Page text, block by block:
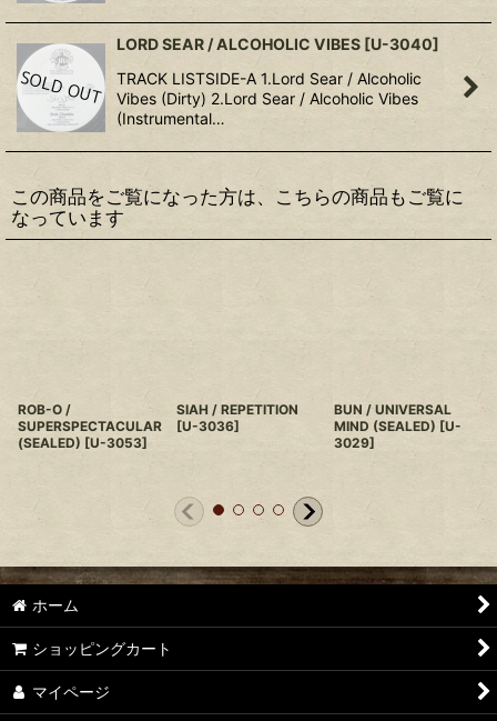
LORD SEAR / ALCOHOLIC VIBES [U-3040]
TRACK LISTSIDE-A 1.Lord Sear / Alcoholic
Vibes (Dirty) 2.Lord Sear / Alcoholic Vibes
(Instrumental…
この商品をご覧になった方は、こちらの商品もご覧に
なっています
ROB-O /
SUPERSPECTACULAR
(SEALED) [U-3053]
SIAH / REPETITION
[U-3036]
BUN / UNIVERSAL
MIND (SEALED) [U-
3029]
ホーム
ショッピングカート
マイページ